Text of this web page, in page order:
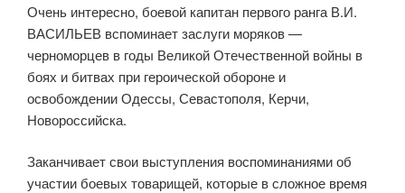
Очень интересно, боевой капитан первого ранга В.И.
ВАСИЛЬЕВ вспоминает заслуги моряков —
черноморцев в годы Великой Отечественной войны в
боях и битвах при героической обороне и
освобождении Одессы, Севастополя, Керчи,
Новороссийска.
Заканчивает свои выступления воспоминаниями об
участии боевых товарищей, которые в сложное время